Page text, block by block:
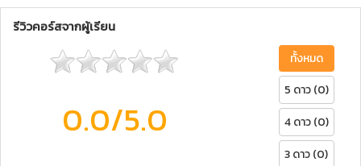
รีวิวคอร์สจากผู้เรียน
0.0/5.0
ทั้งหมด
5 ดาว (0)
4 ดาว (0)
3 ดาว (0)